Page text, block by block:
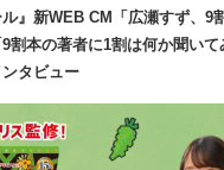
』新WEB CM「広瀬すず、9
割本の著者に1割は何か聞いて
タビュー